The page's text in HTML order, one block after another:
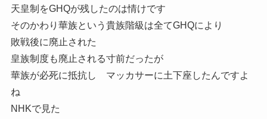
天皇制をGHQが残したのは情けです
そのかわり華族という貴族階級は全てGHQにより
敗戦後に廃止された
皇族制度も廃止される寸前だったが
華族が必死に抵抗し マッカサーに土下座したんですよ
ね
NHKで見た